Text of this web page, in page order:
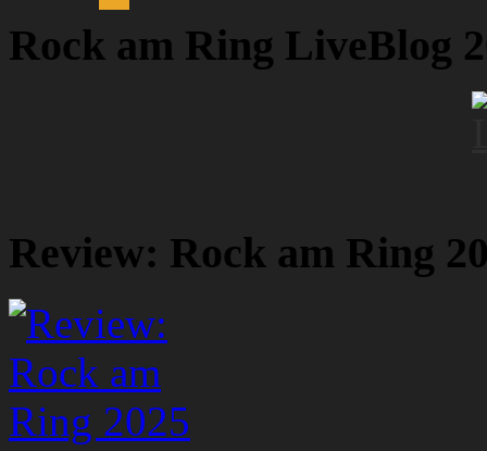
Rock am Ring LiveBlog
Review: Rock am Ring